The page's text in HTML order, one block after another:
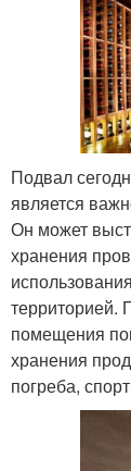
Подвал
является
Он может
хранения
территорией.
помещения
хранения
погреба,